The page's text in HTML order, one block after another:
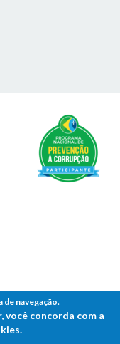
de navegação.
você concorda com a